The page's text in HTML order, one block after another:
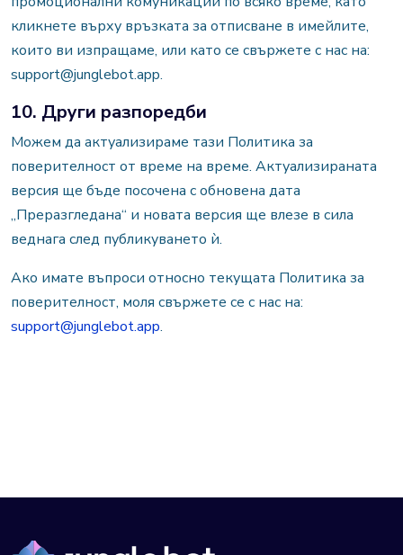
кликнете върху връзката за отписване в имейлите,
които ви изпращаме, или като се свържете с нас на:
support@junglebot.app.
10. Други разпоредби
Можем да актуализираме тази Политика за
поверителност от време на време. Актуализираната
версия ще бъде посочена с обновена дата
„Преразгледана“ и новата версия ще влезе в сила
веднага след публикуването ѝ.
Ако имате въпроси относно текущата Политика за
поверителност, моля свържете се с нас на:
support@junglebot.app.